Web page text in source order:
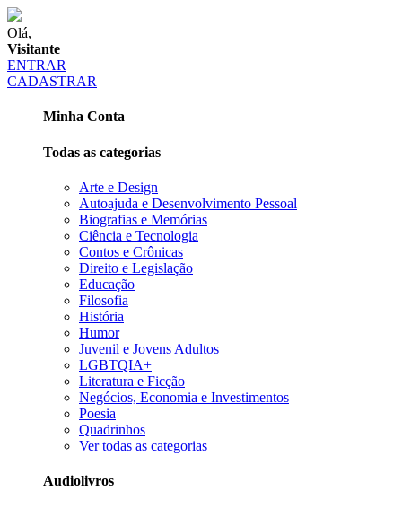
Olá,
Visitante
ENTRAR
CADASTRAR
Minha Conta
Todas as categorias
Arte e Design
Autoajuda e Desenvolvimento Pessoal
Biografias e Memórias
Ciência e Tecnologia
Contos e Crônicas
Direito e Legislação
Educação
Filosofia
História
Humor
Juvenil e Jovens Adultos
LGBTQIA+
Literatura e Ficção
Negócios, Economia e Investimentos
Poesia
Quadrinhos
Ver todas as categorias
Audiolivros